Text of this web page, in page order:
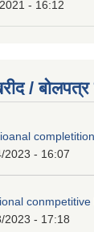
- 16:12
/
completition
2023 - 16:07
2023 - 17:18